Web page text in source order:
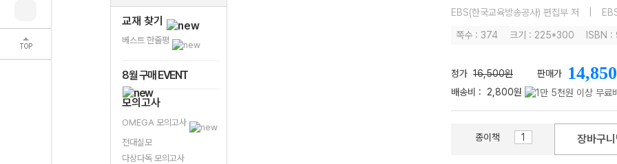
TOP
교재 찾기
베스트 한줄평
8월 구매 EVENT
모의고사
OMEGA 모의고사
전대실모
다상다독 모의고사
EBS(한국교육방송공사) 편집부 저
쪽수 : 374 크기 : 225*300 ISBN
정가 16,500원 판매가 14,850
배송비 : 2,800원
종이책 장바구니